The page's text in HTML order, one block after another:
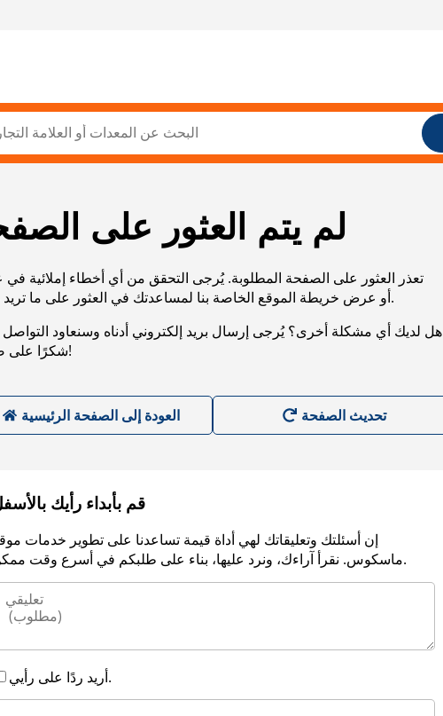
لم يتم العثور على
تعذر العثور على الصفحة المطلوبة. يُرجى التحقق من أي أخطاء إملائية في
URL، أو عرض خريطة الموقع الخاصة بنا لمساعدتك في العثور على ما تريد.
هل لديك أي مشكلة أخرى؟ يُرجى إرسال بريد إلكتروني أدناه وسنعاود
شكرًا على صبرك!
العودة إلى الصفحة الرئيسية
قم بأبداء رأيك
إن أسئلتك وتعليقاتك لهي أداة قيمة تساعدنا على تطوير خدمات
ماسكوس. نقرأ آراءك، ونرد عليها، بناء على طلبكم في أسرع وقت ممكن.
أريد ردًا على رأيي.